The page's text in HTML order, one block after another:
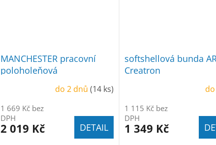
MANCHESTER pracovní
poloholeňová
do 2 dnů(14 ks)
1 669 Kč bez
DPH
2 019 Kč DETAIL
softshellová bunda
Creatron
1 115 Kč bez
DPH
1 349 Kč